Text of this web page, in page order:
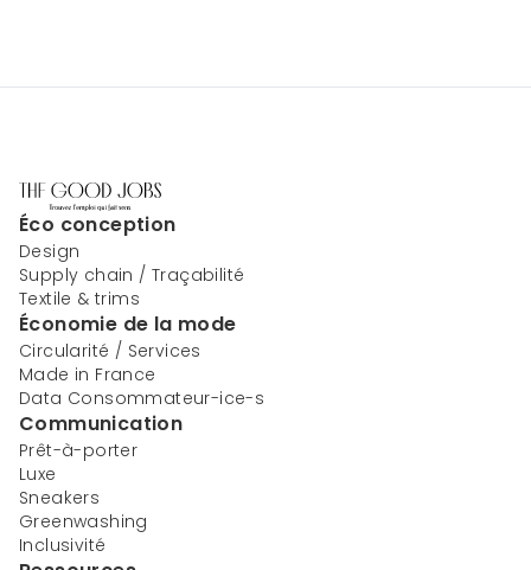
Éco conception
Design
Supply chain / Traçabilité
Textile & trims
Économie de la mode
Circularité / Services
Made in France
Data Consommateur-ice-s
Communication
Prêt-à-porter
Luxe
Sneakers
Greenwashing
Inclusivité